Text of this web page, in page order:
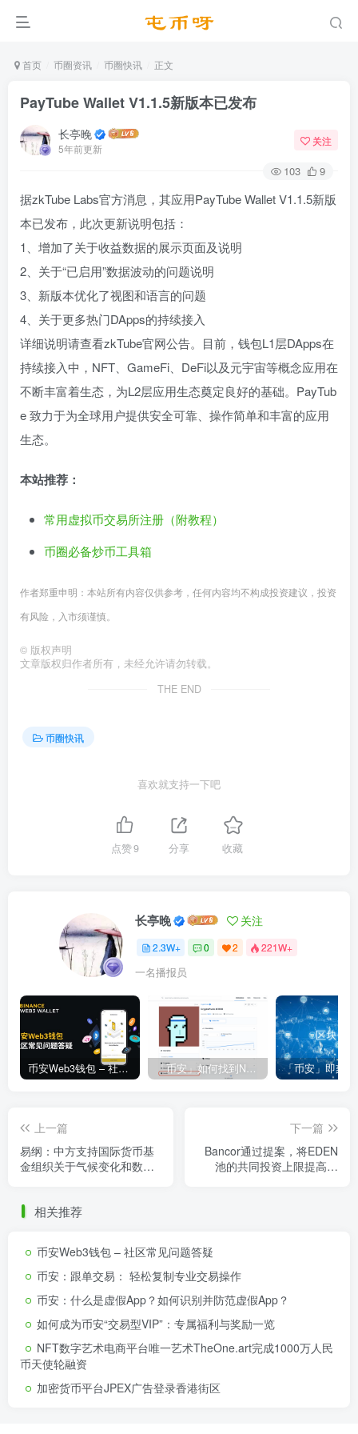
首页 币圈资讯 币圈快讯 正文
PayTube Wallet V1.1.5新版本已发布
长亭晚
5年前更新
关注
103 9
据zkTube Labs官方消息，其应用PayTube Wallet V1.1.5新版
本已发布，此次更新说明包括：
1、增加了关于收益数据的展示页面及说明
2、关于“已启用”数据波动的问题说明
3、新版本优化了视图和语言的问题
4、关于更多热门DApps的持续接入
详细说明请查看zkTube官网公告。目前，钱包L1层DApps在
持续接入中，NFT、GameFi、DeFi以及元宇宙等概念应用在
不断丰富着生态，为L2层应用生态奠定良好的基础。PayTub
e 致力于为全球用户提供安全可靠、操作简单和丰富的应用
生态。
本站推荐：
常用虚拟币交易所注册（附教程）
币圈必备炒币工具箱
作者郑重申明：本站所有内容仅供参考，任何内容均不构成投资建议，投资
有风险，入市须谨慎。
© 版权声明
文章版权归作者所有，未经允许请勿转载。
THE END
币圈快讯
喜欢就支持一下吧
点赞9 分享 收藏
长亭晚 关注
2.3W+ 0 2 221W+
一名播报员
币安Web3钱包 – 社区常见问题答疑 「币安」如何找到NFT合约地址？
上一篇
易纲：中方支持国际货币基
金组织关于气候变化和数字
下一篇
Bancor通过提案，将EDEN
池的共同投资上限提高到
相关推荐
币安Web3钱包 – 社区常见问题答疑
币安：跟单交易： 轻松复制专业交易操作
币安：什么是虚假App？如何识别并防范虚假App？
如何成为币安“交易型VIP”：专属福利与奖励一览
NFT数字艺术电商平台唯一艺术TheOne.art完成1000万人民
币天使轮融资
加密货币平台JPEX广告登录香港街区